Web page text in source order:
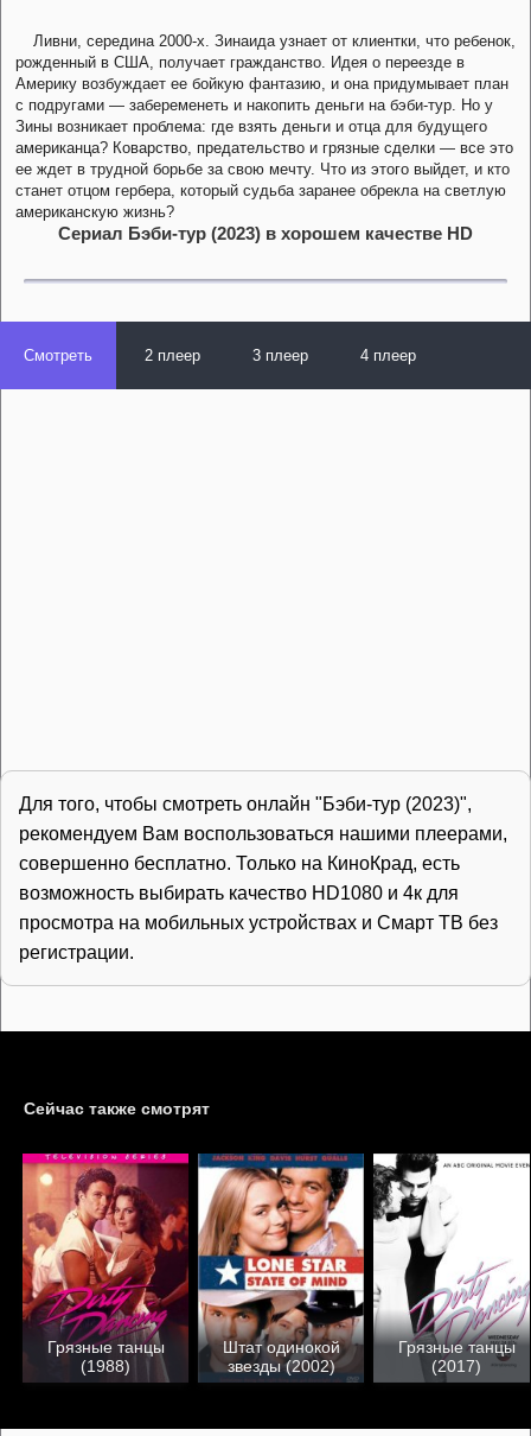
Ливни, середина 2000-х. Зинаида узнает от клиентки, что ребенок,
рожденный в США, получает гражданство. Идея о переезде в
Америку возбуждает ее бойкую фантазию, и она придумывает план
с подругами — забеременеть и накопить деньги на бэби-тур. Но у
Зины возникает проблема: где взять деньги и отца для будущего
американца? Коварство, предательство и грязные сделки — все это
ее ждет в трудной борьбе за свою мечту. Что из этого выйдет, и кто
станет отцом гербера, который судьба заранее обрекла на светлую
американскую жизнь?
Сериал Бэби-тур (2023) в хорошем качестве HD
Смотреть 2 плеер 3 плеер 4 плеер
Для того, чтобы смотреть онлайн "Бэби-тур (2023)",
рекомендуем Вам воспользоваться нашими плеерами,
совершенно бесплатно. Только на КиноКрад, есть
возможность выбирать качество HD1080 и 4к для
просмотра на мобильных устройствах и Смарт ТВ без
регистрации.
Сейчас также смотрят
Грязные танцы
(1988)
Штат одинокой
звезды (2002)
Грязные танцы
(2017)